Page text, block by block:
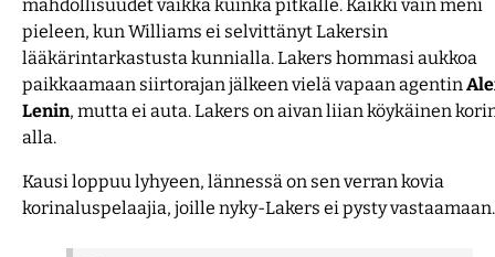
mahdollisuudet vaikka kuinka pitkälle. Kaikki vain meni
pieleen, kun Williams ei selvittänyt Lakersin
lääkärintarkastusta kunnialla. Lakers hommasi aukkoa
paikkaamaan siirtorajan jälkeen vielä vapaan agentin
Lenin, mutta ei auta. Lakers on aivan liian köykäinen
alla.
Kausi loppuu lyhyeen, lännessä on sen verran kovia
korinaluspelaajia, joille nyky-Lakers ei pysty vastaamaan.